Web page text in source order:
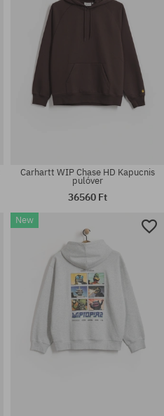
Elérhető méretek:
Carhartt WIP Chase HD Kapucnis
pulóver
36560 Ft
New